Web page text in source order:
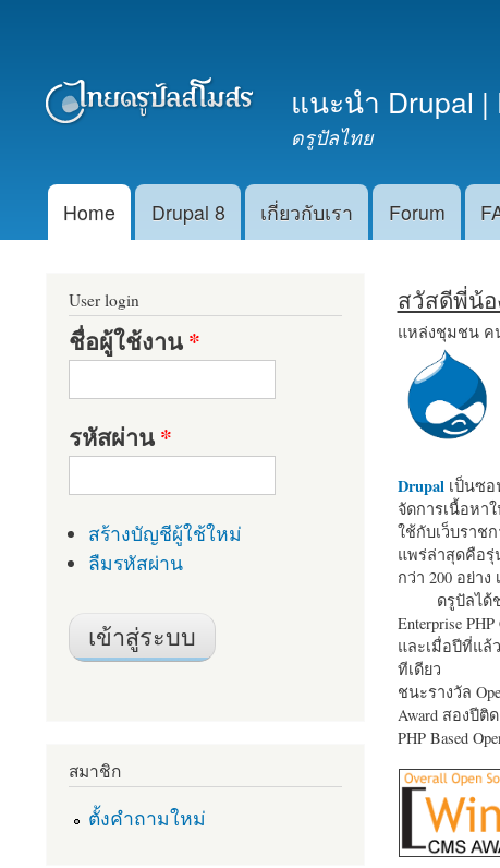
แนะนำ Drupal |
ดรูปัลไทย
Main menu
Home Drupal 8 เกี่ยวกับเรา Forum
สวัสดีพี่น้
แหล่งชุมชน ค
Drupalเป็นซอ
จัดการเนื้อหา
ใช้กับเว็บราช
แพร่ล่าสุดคือรุ่
กว่า 200 อย่า
ดรูปัลได้ช
Enterprise
และเมื่อปีที่แล้
ทีเดียว
ชนะรางวัล
Award สองปีติ
PHP Based
User login
ชื่อผู้ใช้งาน*
รหัสผ่าน*
สร้างบัญชีผู้ใช้ใหม่
ลืมรหัสผ่าน
สมาชิก
ตั้งคำถามใหม่